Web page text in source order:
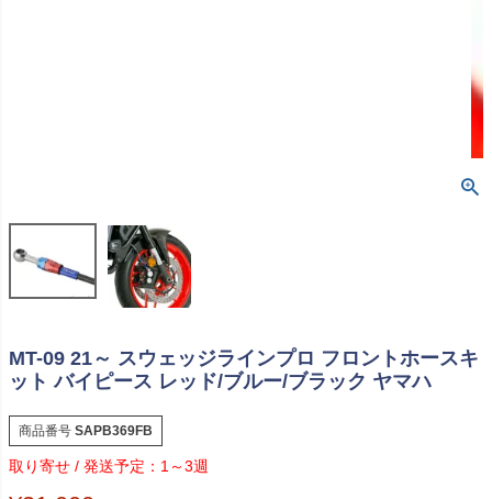
MT-09 21～ スウェッジラインプロ フロントホースキ
ット バイピース レッド/ブルー/ブラック ヤマハ
商品番号 SAPB369FB
1～3週